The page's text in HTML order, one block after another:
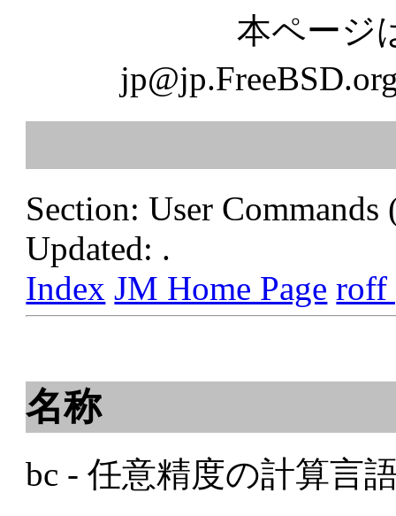
本ページ
Section: User Commands
Updated: .
Index JM Home Page roff
名称
bc - 任意精度の計算言